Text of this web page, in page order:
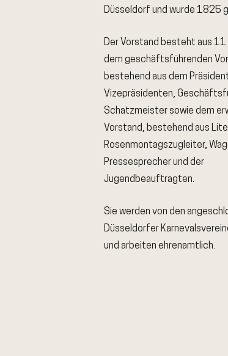
Düsseldorf und wurde 1825
Der Vorstand besteht aus 11
dem geschäftsführenden
bestehend aus dem
Vizepräsidenten,
Schatzmeister sowie dem
Vorstand, bestehend aus
Rosenmontagszugleiter,
Pressesprecher und der
Jugendbeauftragten.
Sie werden von den
Düsseldorfer
und arbeiten ehrenamtlich.